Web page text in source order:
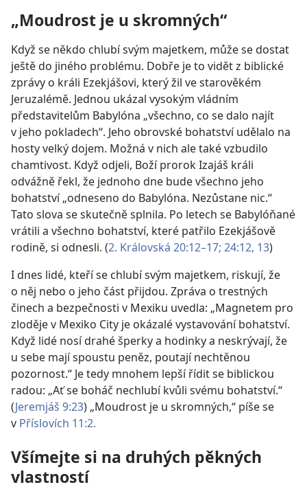
„Moudrost je u skromných“
Když se někdo chlubí svým majetkem, může se dostat
ještě do jiného problému. Dobře je to vidět z biblické
zprávy o králi Ezekjášovi, který žil ve starověkém
Jeruzalémě. Jednou ukázal vysokým vládním
představitelům Babylóna „všechno, co se dalo najít
v jeho pokladech“. Jeho obrovské bohatství udělalo na
hosty velký dojem. Možná v nich ale také vzbudilo
chamtivost. Když odjeli, Boží prorok Izajáš králi
odvážně řekl, že jednoho dne bude všechno jeho
bohatství „odneseno do Babylóna. Nezůstane nic.“
Tato slova se skutečně splnila. Po letech se Babylóňané
vrátili a všechno bohatství, které patřilo Ezekjášově
rodině, si odnesli. (2. Královská 20:12–17; 24:12, 13)
I dnes lidé, kteří se chlubí svým majetkem, riskují, že
o něj nebo o jeho část přijdou. Zpráva o trestných
činech a bezpečnosti v Mexiku uvedla: „Magnetem pro
zloděje v Mexiko City je okázalé vystavování bohatství.
Když lidé nosí drahé šperky a hodinkya neskrývají, že
u sebe mají spoustu peněz, poutají nechtěnou
pozornost.“ Je tedy mnohem lepší řídit se biblickou
radou: „Ať se boháč nechlubí kvůli svému bohatství.“
(Jeremjáš 9:23) „Moudrost je u skromných,“ píše se
v Příslovích 11:2.
Všímejte si na druhých pěkných
vlastností